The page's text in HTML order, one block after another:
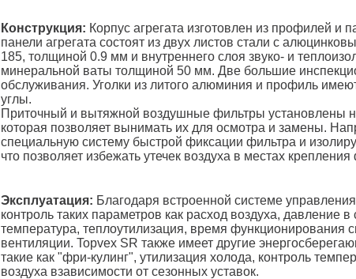
Конструкция: Корпус агрегата изготовлен из профилей и
панели агрегата состоят из двух листов стали с
185, толщиной 0.9 мм и внутреннего слоя звуко- и
минеральной ваты толщиной 50 мм. Две большие
обслуживания. Уголки из литого алюминия и профиль
углы.
Приточный и вытяжной воздушные фильтры установлены
которая позволяет вынимать их для осмотра и замены.
специальную систему быстрой фиксации фильтра и
что позволяет избежать утечек воздуха в местах
Эксплуатация: Благодаря встроенной системе
контроль таких параметров как расход воздуха, давление в
температура, теплоутилизация, время функционирования
вентиляции. Topvex SR также имеет другие
такие как "фри-кулинг", утилизация холода, контроль
воздуха взависимости от сезонных уставок.